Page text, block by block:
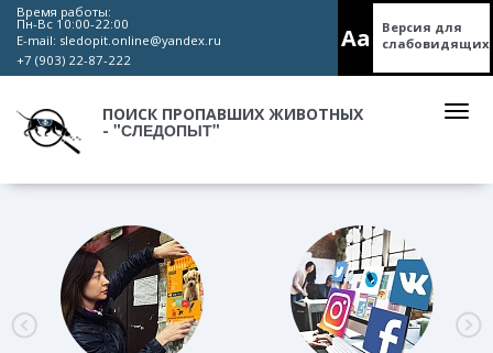
Время работы:
Пн-Вс 10:00-22:00
E-mail: sledopit.online@yandex.ru
+7 (903) 22-87-222
Aa
Версия для
слабовидящих
ПОИСК ПРОПАВШИХ ЖИВОТНЫХ
- "СЛЕДОПЫТ"